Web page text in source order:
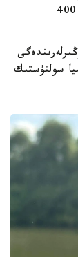
ەشبىر جەرىندە كەزدەسپەيتىن تۇرلەر. ال شامامەن 400
سولتۇستىك